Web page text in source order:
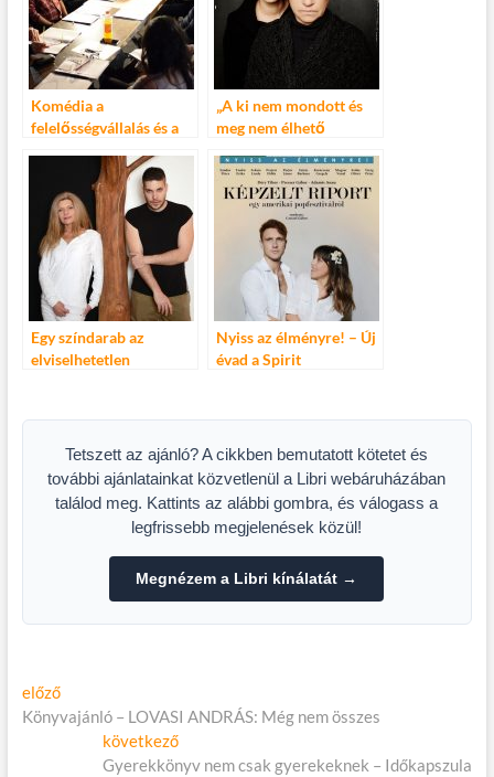
Komédia a
felelősségvállalás és a
kérdésköréről –
Dürrenmatt A fizikusok
című műve a Spirit
Színházban
„A ki nem mondott és
meg nem élhető
Bernarda Alba háza a
Spirit Színházban
Egy színdarab az
elviselhetetlen
Nyiss az élményre! – Új
évad a Spirit
Tetszett az ajánló? A cikkben bemutatott kötetet és
további ajánlatainkat közvetlenül a Libri webáruházában
találod meg. Kattints az alábbi gombra, és válogass a
legfrissebb megjelenések közül!
Megnézem a Libri kínálatát →
Bejegyzés
navigáció
előzőElőző
cikk:
Könyvajánló – LOVASI ANDRÁS: Még nem összes
következőKövetkező
cikk:
Gyerekkönyv nem csak gyerekeknek – Időkapszula